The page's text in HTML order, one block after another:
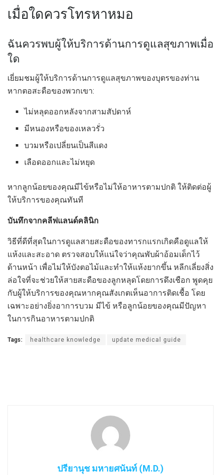
เมื่อใดควรโทรหาหมอ
ฉันควรพบผู้ให้บริการด้านการดูแลสุขภาพเมื่อ
ใด
เยี่ยมชมผู้ให้บริการด้านการดูแลสุขภาพของบุตรของท่าน
หากตอสะดือของพวกเขา:
ไม่หลุดออกหลังจากสามสัปดาห์
มีหนองหรือของเหลวรั่ว
บวมหรือเปลี่ยนเป็นสีแดง
เลือดออกและไม่หยุด
หากลูกน้อยของคุณมีไข้หรือไม่ให้อาหารตามปกติ ให้ติดต่อผู้
ให้บริการของคุณทันที
บันทึกจากคลีฟแลนด์คลินิก
วิธีที่ดีที่สุดในการดูแลสายสะดือของทารกแรกเกิดคือดูแลให้
แห้งและสะอาด ตรวจสอบให้แน่ใจว่าคุณพับผ้าอ้อมเด็กไว้
ด้านหน้า เพื่อไม่ให้บังตอไม้และทำให้แห้งยากขึ้น หลีกเลี่ยงสิ่ง
ล่อใจที่จะช่วยให้สายสะดือของลูกหลุดโดยการดึงเชือก พูดคุย
กับผู้ให้บริการของคุณหากคุณสังเกตเห็นอาการติดเชื้อ โดย
เฉพาะอย่างยิ่งอาการบวม มีไข้ หรือลูกน้อยของคุณมีปัญหา
ในการกินอาหารตามปกติ
Tags: healthcare knowledge update medical guide
ปรียานุช มหายศนันท์ (M.D.)